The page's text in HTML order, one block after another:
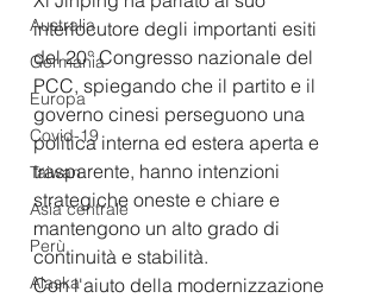
Australia
Germania
Europa
Covid-19
Taiwan
Asia centrale
Perù
Alaska
interlocutore degli importanti esiti
del 20° Congresso nazionale del
PCC, spiegando che il partito e il
governo cinesi perseguono una
politica interna ed estera aperta e
trasparente, hanno intenzioni
strategiche oneste e chiare e
mantengono un alto grado di
continuità e stabilità.
Con l'aiuto della modernizzazione